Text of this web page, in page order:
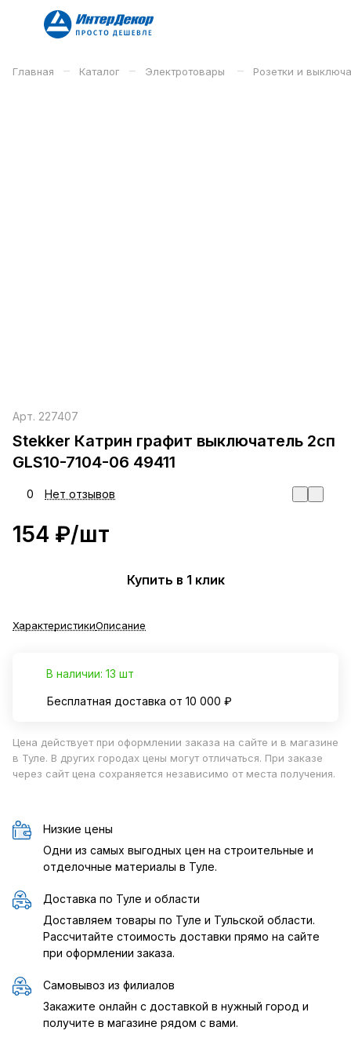
Главная – Каталог – Электротовары – Розетки и
Арт. 227407
Stekker Катрин графит выключатель 2сп
GLS10-7104-06 49411
0 Нет отзывов
154 ₽/шт
Купить в 1 клик
ХарактеристикиОписание
В наличии: 13 шт
Бесплатная доставка от 10 000 ₽
Цена действует при оформлении заказа на сайте и в магазине
в Туле. В других городах цены могут отличаться. При заказе
через сайт цена сохраняется независимо от места получения.
Низкие цены
Одни из самых выгодных цен на строительные и
отделочные материалы в Туле.
Доставка по Туле и области
Доставляем товары по Туле и Тульской области.
Рассчитайте стоимость доставки прямо на сайте
при оформлении заказа.
Самовывоз из филиалов
Закажите онлайн с доставкой в нужный город и
получите в магазине рядом с вами.